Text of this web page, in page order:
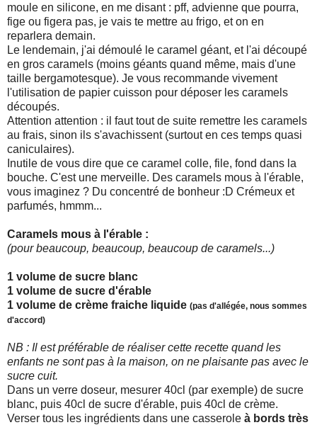
moule en silicone, en me disant : pff, advienne que pourra,
fige ou figera pas, je vais te mettre au frigo, et on en
reparlera demain.
Le lendemain, j'ai démoulé le caramel géant, et l'ai découpé
en gros caramels (moins géants quand même, mais d'une
taille bergamotesque). Je vous recommande vivement
l'utilisation de papier cuisson pour déposer les caramels
découpés.
Attention attention : il faut tout de suite remettre les caramels
au frais, sinon ils s'avachissent (surtout en ces temps quasi
caniculaires).
Inutile de vous dire que ce caramel colle, file, fond dans la
bouche. C'est une merveille. Des caramels mous à l'érable,
vous imaginez ? Du concentré de bonheur :D Crémeux et
parfumés, hmmm...
Caramels mous à l'érable :
(pour beaucoup, beaucoup, beaucoup de caramels...)
1 volume de sucre blanc
1 volume de sucre d'érable
1 volume de crème fraiche liquide (pas d'allégée, nous sommes
d'accord)
NB : Il est préférable de réaliser cette recette quand les
enfants ne sont pas à la maison, on ne plaisante pas avec le
sucre cuit.
Dans un verre doseur, mesurer 40cl (par exemple) de sucre
blanc, puis 40cl de sucre d'érable, puis 40cl de crème.
Verser tous les ingrédients dans une casserole à bords très